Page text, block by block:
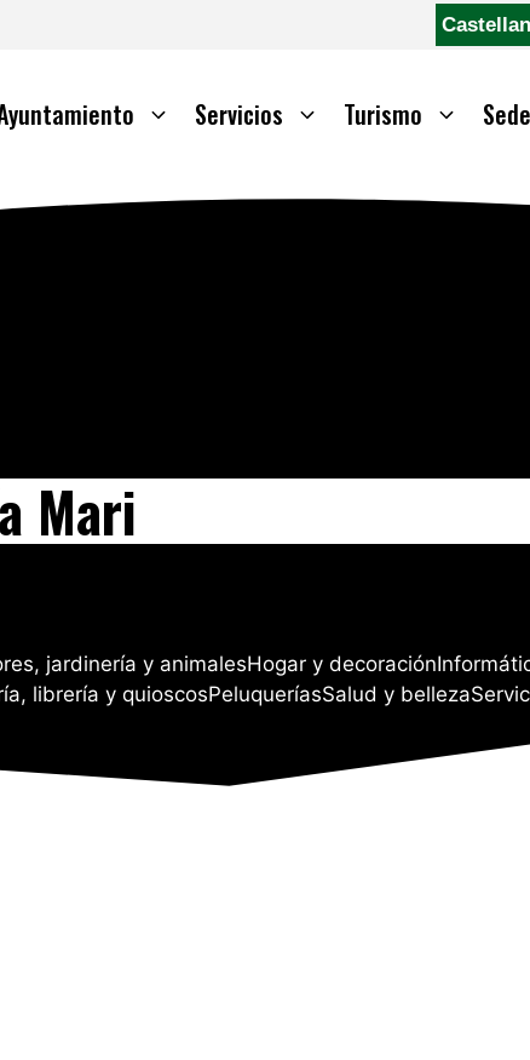
Servicios Turismo
Mari
jardinería y animalesHogar y decoración
librería y quioscosPeluqueríasSalud y belleza